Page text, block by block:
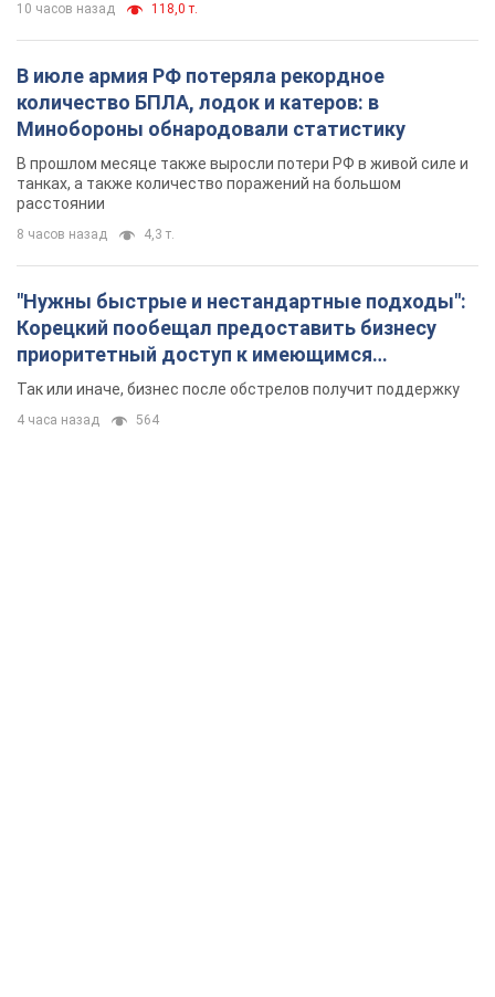
"Нужны быстрые и нестандартные подходы":
Корецкий пообещал предоставить бизнесу
приоритетный доступ к имеющимся
складским помещениям
Так или иначе, бизнес после обстрелов получит поддержку
4 часа назад 564